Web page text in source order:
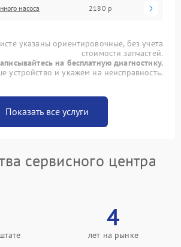
насоса 2180 р
указаны ориентировочные, без учета
стоимости запчастей.
на бесплатную диагностику.
устройство и укажем на неисправность.
Показать все услуги
сервисного центра
4
лет на рынке